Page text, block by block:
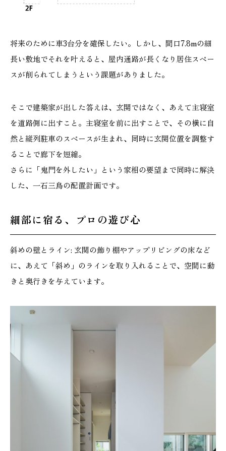
将来のために車3台分を確保したい。しかし、間口7.8mの細
長い敷地でそれを叶えると、屋内通路が長くなり居住スペー
スが削られてしまうという課題がありました。
そこで建築家が出した答えは、玄関ではなく、あえて主寝室
を道路側に出すこと。主寝室を前に出すことで、その横に自
然と縦列駐車のスペースが生まれ、同時に玄関位置を調整す
ることで廊下を短縮。
さらに「鬼門を外したい」という家相の要望まで同時に解決
した、一石三鳥の配置計画です。
細部に宿る、プロの遊び心
斜めの壁とライン: 玄関の飾り棚やアップリビングの床など
に、あえて「斜め」のラインを取り入れることで、空間に動
きと奥行きを与えています。